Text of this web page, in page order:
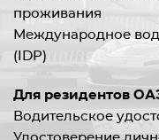
проживания
Международное
(IDP)
Для резидентов
Водительское